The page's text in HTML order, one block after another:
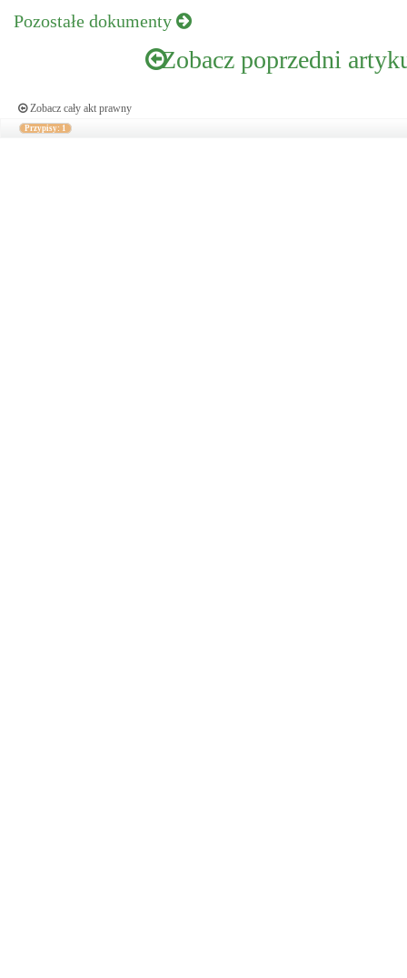
Pozostałe dokumenty
Zobacz poprzedni
Zobacz cały akt prawny
Przypisy: 1